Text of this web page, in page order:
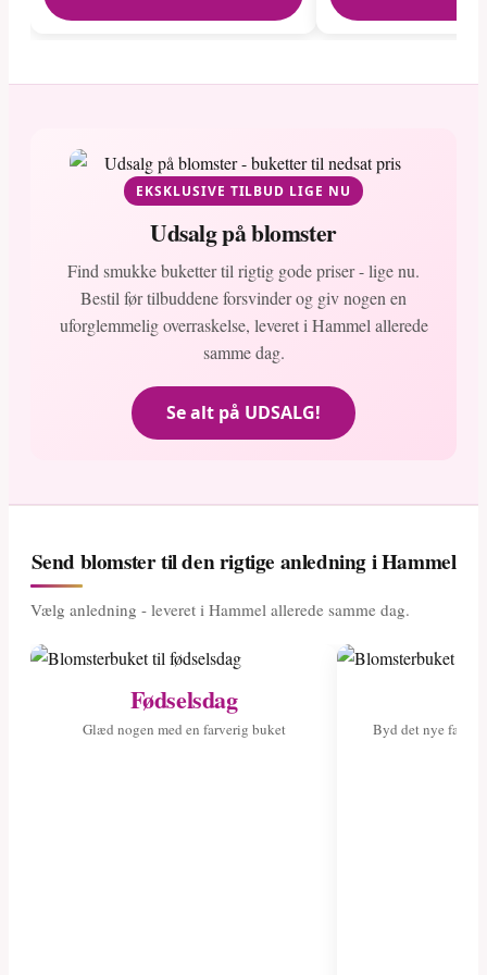
EKSKLUSIVE TILBUD LIGE NU
Udsalg på blomster
Find smukke buketter til rigtig gode priser - lige nu.
Bestil før tilbuddene forsvinder og giv nogen en
uforglemmelig overraskelse, leveret i Hammel allerede
samme dag.
Se alt på UDSALG!
Send blomster til den rigtige anledning i Hammel
Vælg anledning - leveret i Hammel allerede samme dag.
Fødselsdag
Glæd nogen med en farverig buket Byd det nye